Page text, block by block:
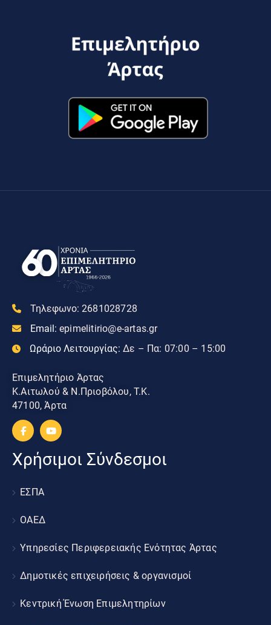
Τηλεφωνο: 2681028728
Email: epimelitirio@e-artas.gr
Ωράριο Λειτουργίας: Δε – Πα: 07:00 – 15:00
Επιμελητήριο Άρτας
Κ.Αιτωλού & Ν.Πριοβόλου, Τ.Κ.
47100, Άρτα
Χρήσιμοι Σύνδεσμοι
ΕΣΠΑ
ΟΑΕΔ
Υπηρεσίες Περιφερειακής Ενότητας Άρτας
Δημοτικές επιχειρήσεις & οργανισμοί
Κεντρική Ένωση Επιμελητηρίων